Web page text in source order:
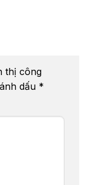
thị công
dấu *